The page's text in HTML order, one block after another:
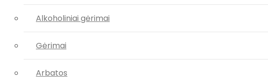
Alkoholiniai gėrimai
Gėrimai
Arbatos